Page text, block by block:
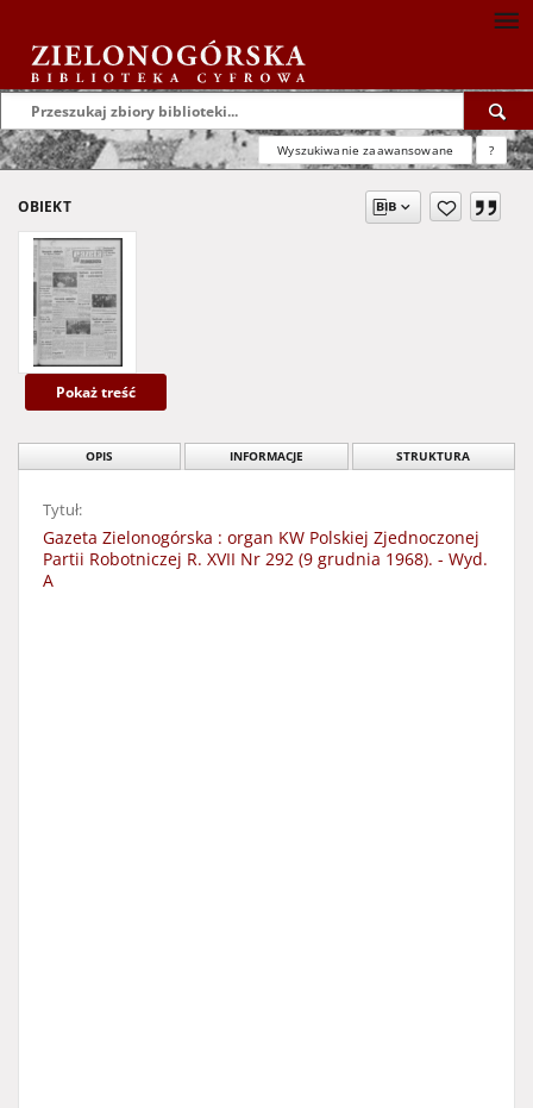
Wyszukiwanie zaawansowane ?
OBIEKT
Pokaż treść
OPIS INFORMACJE STRUKTURA
Tytuł:
Gazeta Zielonogórska : organ KW Polskiej Zjednoczonej
Partii Robotniczej R. XVII Nr 292 (9 grudnia 1968). - Wyd.
A